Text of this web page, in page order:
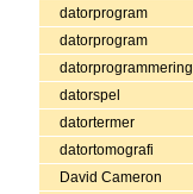
datorprogram
datorprogram
datorprogrammering
datorspel
datortermer
datortomografi
David Cameron